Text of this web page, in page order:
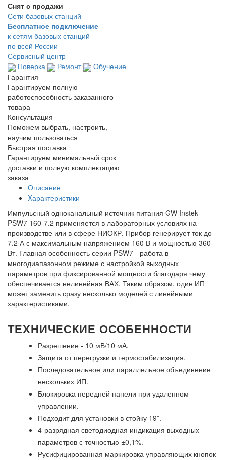
Снят с продажи
Сети базовых станций
Бесплатное подключение
к сетям базовых станций
по всей России
Сервисный центр
Поверка
Ремонт
Обучение
Гарантия
Гарантируем полную
работоспособность заказанного
товара
Консультация
Поможем выбрать, настроить,
научим пользоваться
Быстрая поставка
Гарантируем минимальный срок
доставки и полную комплектацию
заказа
Описание
Характеристики
Импульсный одноканальный источник питания GW Instek
PSW7 160-7.2 применяется в лабораторных условиях на
производстве или в сфере НИОКР. Прибор генерирует ток до
7.2 А с максимальным напряжением 160 В и мощностью 360
Вт. Главная особенность серии PSW7 - работа в
многодиапазонном режиме с настройкой выходных
параметров при фиксированной мощности благодаря чему
обеспечивается нелинейная ВАХ. Таким образом, один ИП
может заменить сразу несколько моделей с линейными
характеристиками.
ТЕХНИЧЕСКИЕ ОСОБЕННОСТИ
Разрешение - 10 мВ/10 мА.
Защита от перегрузки и термостабилизация.
Последовательное или параллельное объединение
нескольких ИП.
Блокировка передней панели при удаленном
управлении.
Подходит для установки в стойку 19”.
4-разрядная светодиодная индикация выходных
параметров с точностью ±0,1%.
Русифицированная маркировка управляющих кнопок